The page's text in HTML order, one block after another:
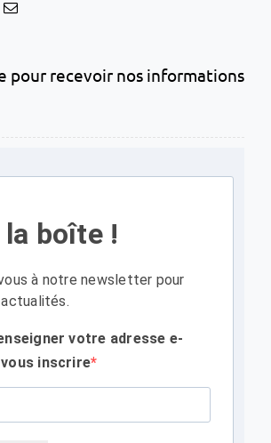
pour recevoir nos informations
la boîte !
à notre newsletter pour
votre adresse e-
inscrire